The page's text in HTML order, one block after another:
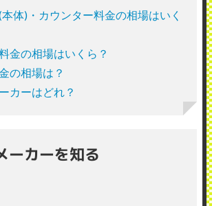
体)・カウンター料金の相場はいく
金の相場はいくら？
の相場は？
カーはどれ？
ーカーを知る